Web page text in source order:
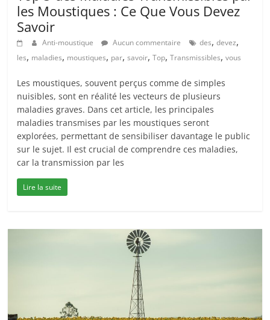
les Moustiques : Ce Que Vous Devez
Savoir
Anti-moustique Aucun commentaire des,devez,
les, maladies, moustiques, par,savoir,Top,Transmissibles,vous
Les moustiques, souvent perçus comme de simples
nuisibles, sont en réalité les vecteurs de plusieurs
maladies graves. Dans cet article, les principales
maladies transmises par les moustiques seront
explorées, permettant de sensibiliser davantage le public
sur le sujet. Il est crucial de comprendre ces maladies,
car la transmission par les
Lire la suite